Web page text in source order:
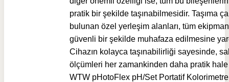
pratik bir şekilde taşınabilmesidir. Taşıma
bulunan özel yerleşim alanları, tüm
güvenli bir şekilde muhafaza edilmesine
Cihazın kolayca taşınabilirliği sayesinde,
ölçümleri her zamankinden daha pratik
WTW pHotoFlex pH/Set Portatif